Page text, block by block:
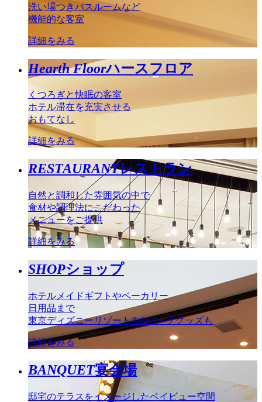
洗い場つきバスルームなど
機能的な客室
詳細をみる
Hearth Floorハースフロア
くつろぎと快眠の客室
ホテル滞在を充実させる
おもてなし
詳細をみる
RESTAURANTレストラン
自然と調和した雰囲気の中で
食材や調理法にこだわった
メニューをご提供
詳細をみる
SHOPショップ
ホテルメイドギフトやベーカリー
日用品まで
東京ディズニーリゾート®のパークグッズも
詳細をみる
BANQUET宴会場
邸宅のテラスをイメージしたベイビュー空間